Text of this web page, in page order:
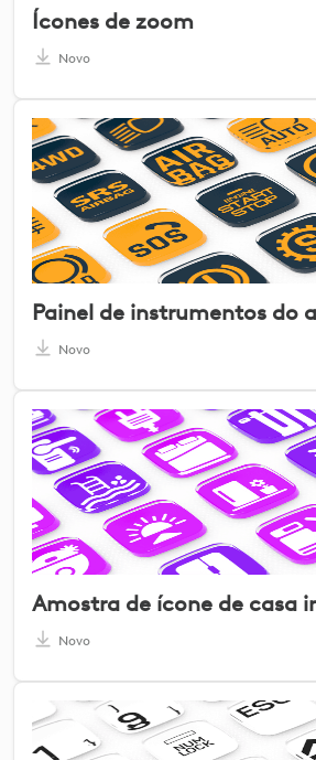
Ícones de zoom
Novo
Painel de instrumentos do
Novo
Amostra de ícone de casa
Novo